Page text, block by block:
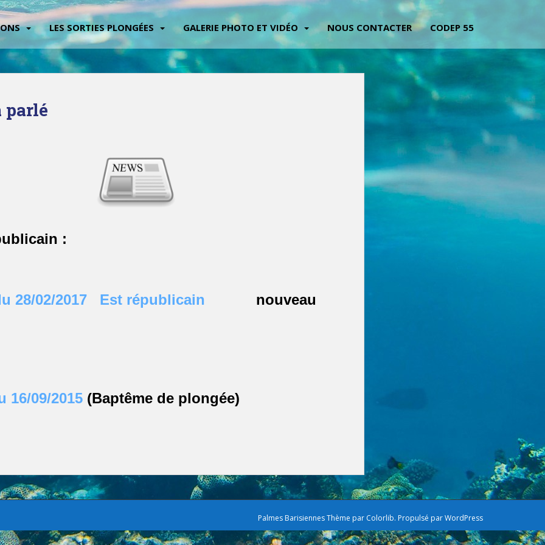
LES SORTIES PLONGÉES GALERIE PHOTO ET VIDÉO NOUS CONTACTER CODEP 55
parlé
:
28/02/2017 Est républicain nouveau
16/09/2015 (Baptême de plongée)
Palmes Barisiennes Thème par Colorlib. Propulsé parWordPress